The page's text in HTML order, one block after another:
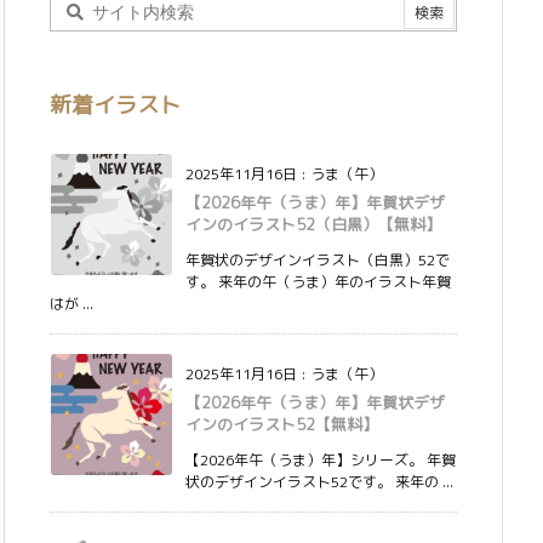
新着イラスト
2025年11月16日 : うま（午）
【2026年午（うま）年】年賀状デザ
インのイラスト52（白黒）【無料】
年賀状のデザインイラスト（白黒）52で
す。 来年の午（うま）年のイラスト年賀
はが ...
2025年11月16日 : うま（午）
【2026年午（うま）年】年賀状デザ
インのイラスト52【無料】
【2026年午（うま）年】シリーズ。 年賀
状のデザインイラスト52です。 来年の ...